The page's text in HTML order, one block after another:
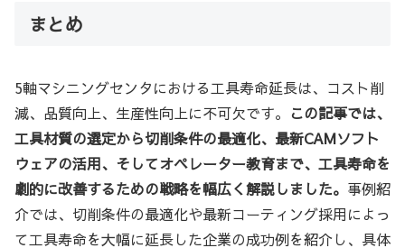
まとめ
5軸マシニングセンタにおける工具寿命延長は、コスト削
減、品質向上、生産性向上に不可欠です。 この記事では、
工具材質の選定から切削条件の最適化、最新CAMソフト
ウェアの活用、そしてオペレーター教育まで、工具寿命を
劇的に改善するための戦略を幅広く解説しました。 事例紹
介では、切削条件の最適化や最新コーティング採用によっ
て工具寿命を大幅に延長した企業の成功例を紹介し、具体